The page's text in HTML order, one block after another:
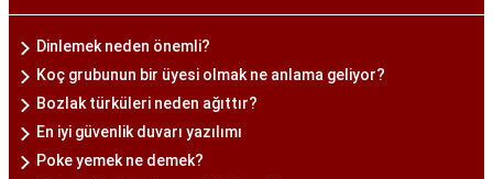
Dinlemek neden önemli?
Koç grubunun bir üyesi olmak ne anlama geliyor?
Bozlak türküleri neden ağıttır?
En iyi güvenlik duvarı yazılımı
Poke yemek ne demek?